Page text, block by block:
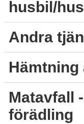
husbil/
Andra
Hämtning
Matavfall
förädling